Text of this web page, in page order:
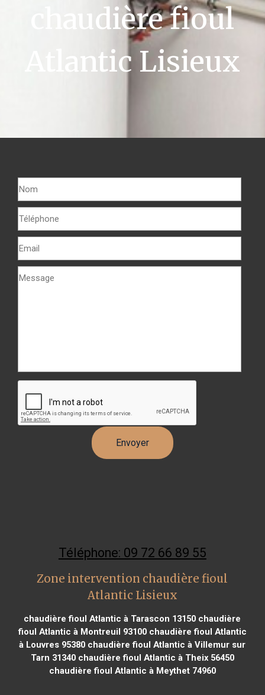
chaudière fioul
Atlantic Lisieux
Téléphone: 09 72 66 89 55
Zone intervention chaudière fioul
Atlantic Lisieux
chaudière fioul Atlantic à Tarascon 13150 chaudière
fioul Atlantic à Montreuil 93100chaudière fioul Atlantic
à Louvres 95380 chaudière fioul Atlantic à Villemur sur
Tarn 31340chaudière fioul Atlantic à Theix 56450
chaudière fioul Atlantic à Meythet 74960